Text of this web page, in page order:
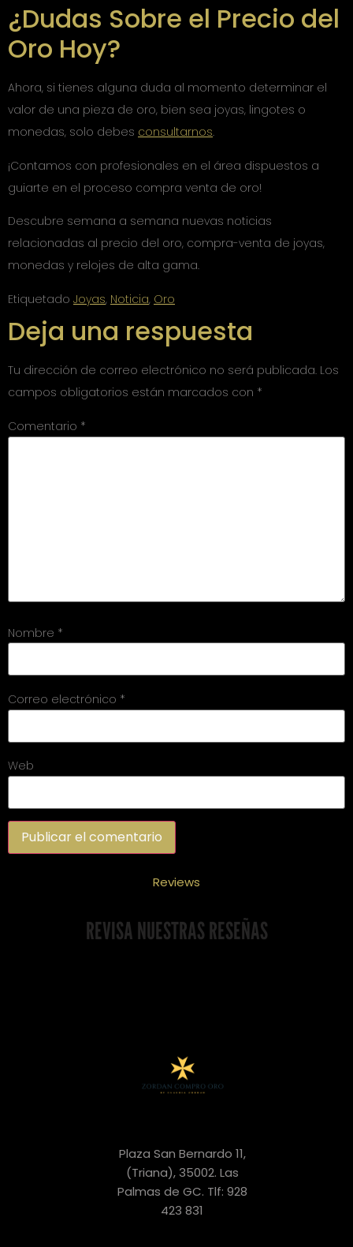
¿Dudas Sobre el Precio del
Oro Hoy?
Ahora, si tienes alguna duda al momento determinar el
valor de una pieza de oro, bien sea joyas, lingotes o
monedas, solo debes consultarnos.
¡Contamos con profesionales en el área dispuestos a
guiarte en el proceso compra venta de oro!
Descubre semana a semana nuevas noticias
relacionadas al precio del oro, compra-venta de joyas,
monedas y relojes de alta gama.
Etiquetado Joyas, Noticia, Oro
Deja una respuesta
Tu dirección de correo electrónico no será publicada. Los
campos obligatorios están marcados con *
Comentario *
Nombre *
Correo electrónico *
Web
Reviews
REVISA NUESTRAS RESEÑAS
Plaza San Bernardo 11,
(Triana), 35002. Las
Palmas de GC. Tlf: 928
423 831